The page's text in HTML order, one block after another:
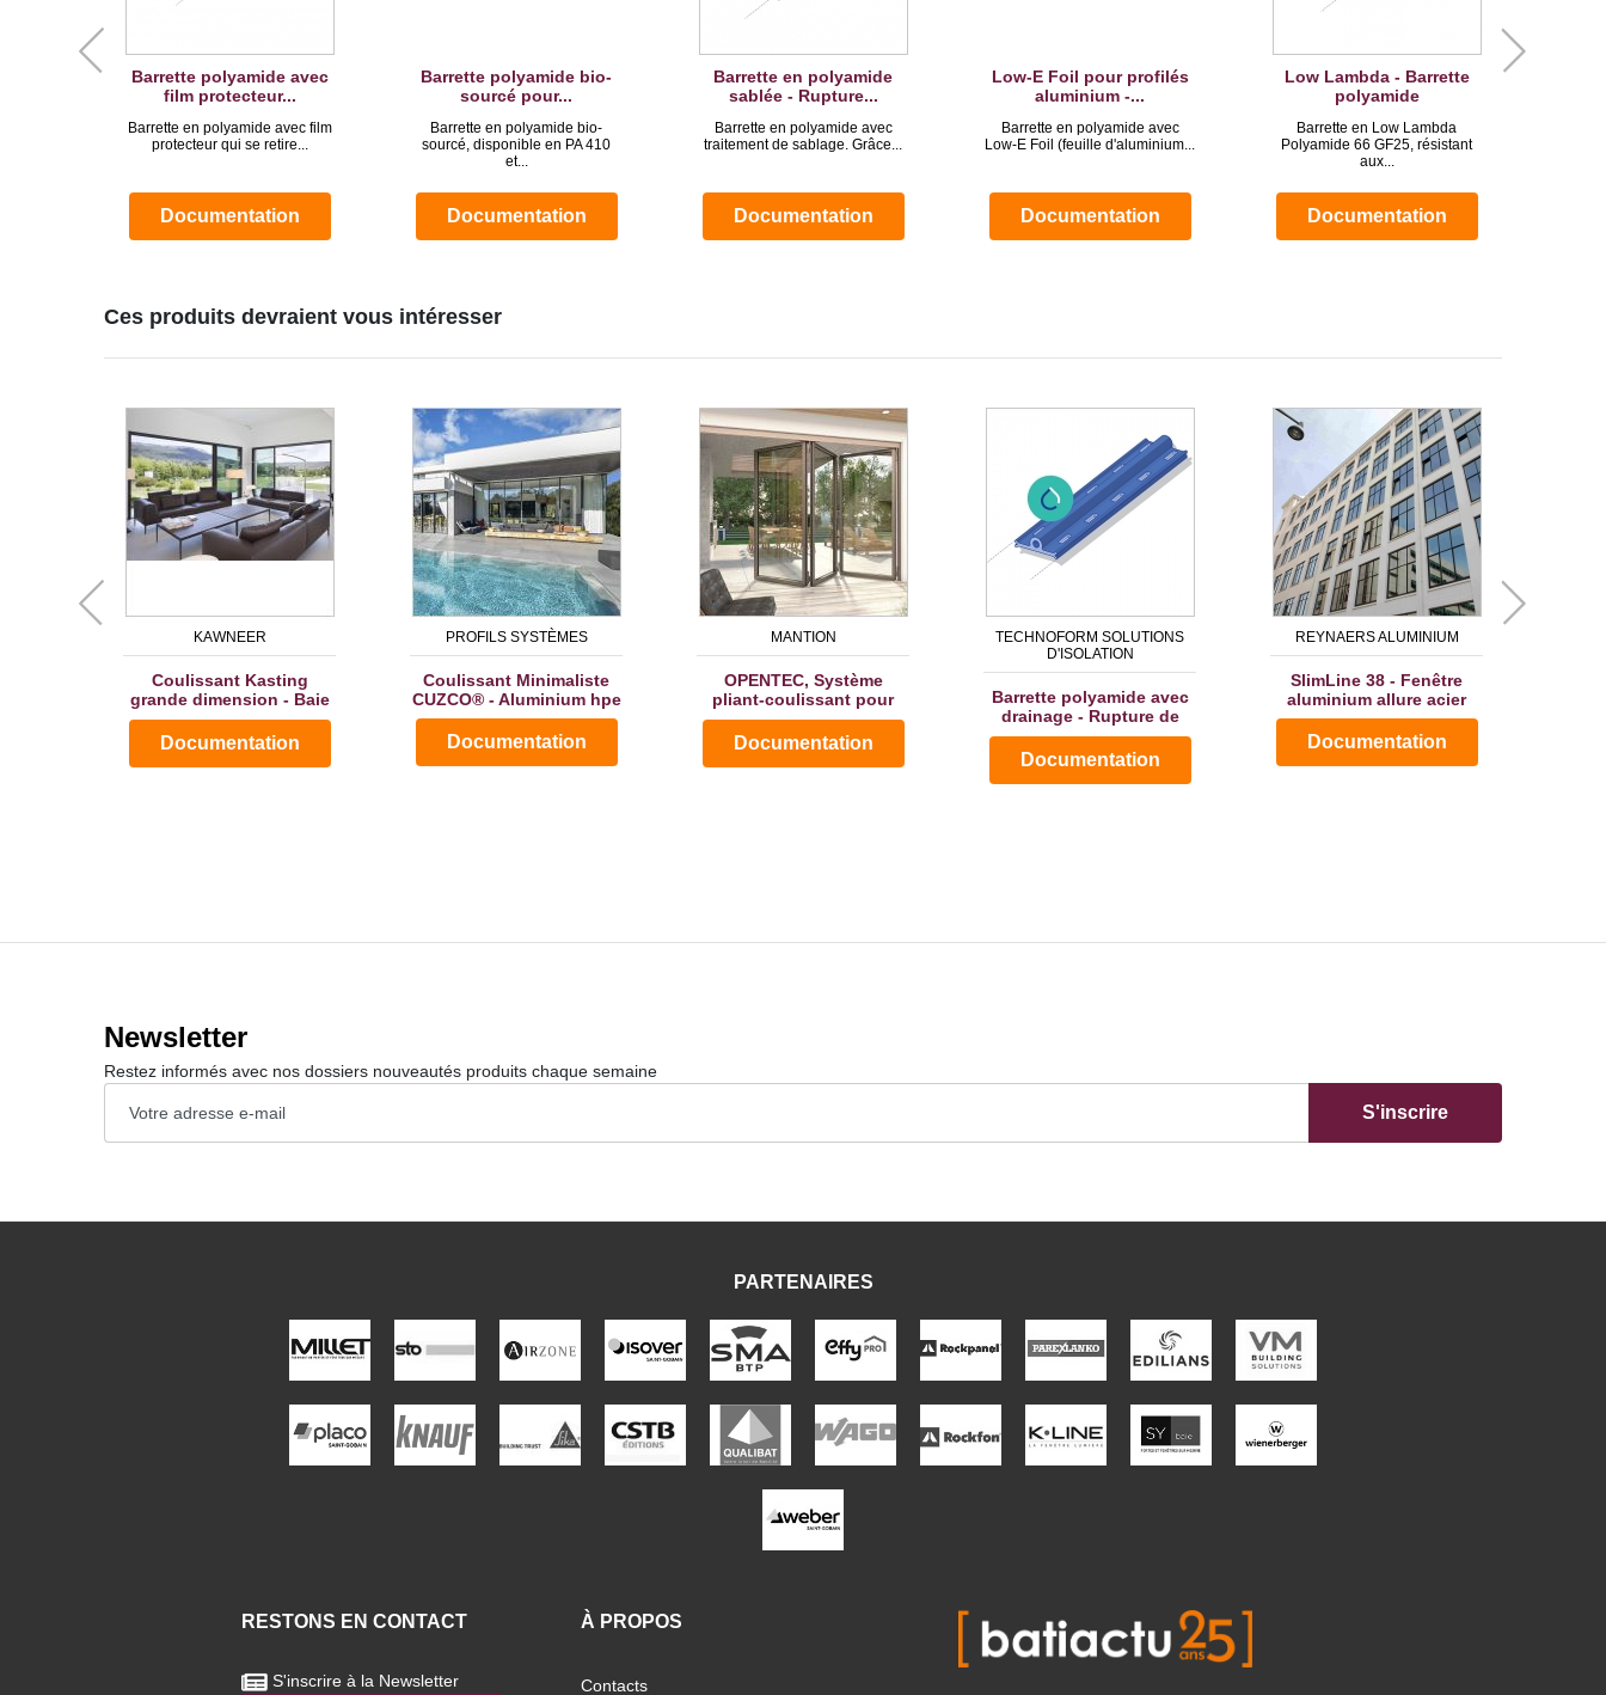
Barrette polyamide avec
film protecteur...
Barrette en polyamide avec film
protecteur qui se retire...
Documentation
Barrette polyamide bio-
sourcé pour...
Barrette en polyamide bio-
sourcé, disponible en PA 410
et...
Documentation
Barrette en polyamide
sablée - Rupture...
Barrette en polyamide avec
traitement de sablage. Grâce...
Documentation
Low-E Foil pour profilés
aluminium -...
Barrette en polyamide avec
Low-E Foil (feuille d'aluminium...
Documentation
Low Lambda - Barrette
polyamide
Barrette en Low Lambda
Polyamide 66 GF25, résistant
aux...
Documentation
Ces produits devraient vous intéresser
KAWNEER
Coulissant Kasting
grande dimension - Baie
coulissante grande...
Documentation
PROFILS SYSTÈMES
Coulissant Minimaliste
CUZCO® - Aluminium hpe
Documentation
MANTION
OPENTEC, Système
pliant-coulissant pour
baie vitrée - Large baie...
Documentation
TECHNOFORM SOLUTIONS
D'ISOLATION
Barrette polyamide avec
drainage - Rupture de
pont thermique
Documentation
REYNAERS ALUMINIUM
SlimLine 38 - Fenêtre
aluminium allure acier
Documentation
Newsletter
Restez informés avec nos dossiers nouveautés produits chaque semaine
S'inscrire
PARTENAIRES
RESTONS EN CONTACT
S'inscrire à la Newsletter
À PROPOS
Contacts